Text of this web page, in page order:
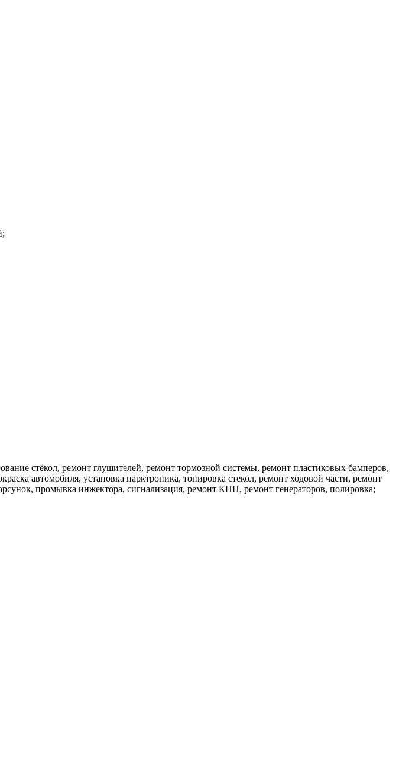
стёкол, ремонт глушителей, ремонт тормозной системы, ремонт пластиковых бамперов,
автомобиля, установка парктроника, тонировка стекол, ремонт ходовой части, ремонт
промывка инжектора, сигнализация, ремонт КПП, ремонт генераторов, полировка;